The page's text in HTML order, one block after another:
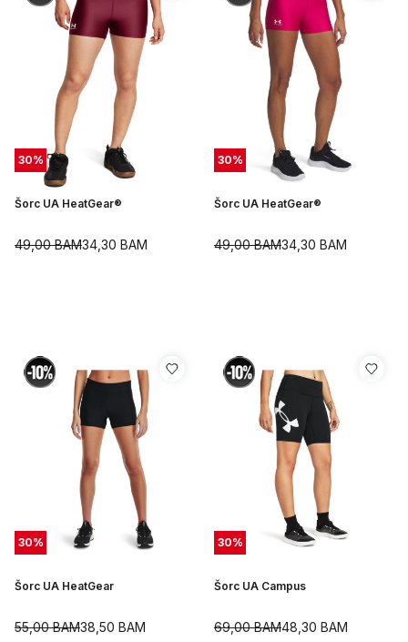
30%
Šorc UA HeatGear®
34,30 BAM
49,00BAM
30%
Šorc UA HeatGear®
34,30 BAM
49,00BAM
30%
Šorc UA HeatGear
38,50 BAM
55,00BAM
30%
Šorc UA Campus
48,30 BAM
69,00BAM